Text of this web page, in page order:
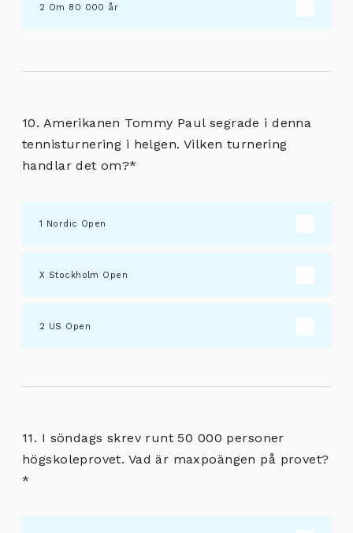
Om 80 000 år
10. Amerikanen Tommy Paul segrade i denna
tennisturnering i helgen. Vilken turnering
handlar det om?*
Nordic Open
Stockholm Open
US Open
11. I söndags skrev runt 50 000 personer
högskoleprovet. Vad är maxpoängen på provet?
*